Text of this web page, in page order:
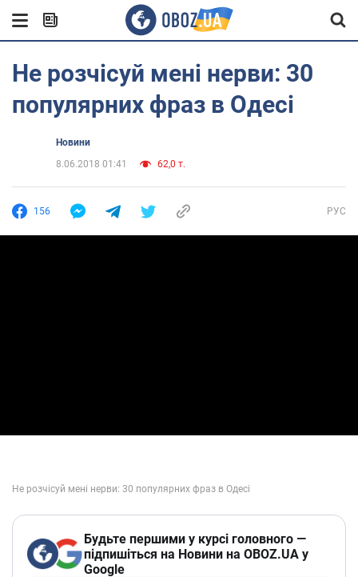
Не розчісуй мені нерви: 30
популярних фраз в Одесі
Новини
8.06.2018 01:41
62,0 т.
156 РУС
Будьте першими у курсі головного —
підпишіться на Новини на OBOZ.UA у
Google